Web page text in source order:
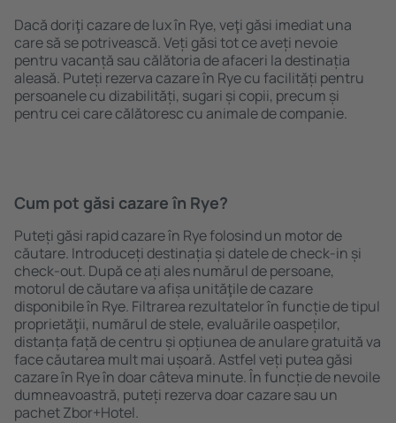
Dacă doriţi cazare de lux în Rye, veţi găsi imediat una
care să se potrivească. Veți găsi tot ce aveți nevoie
pentru vacanță sau călătoria de afaceri la destinația
aleasă. Puteți rezerva cazare în Rye cu facilități pentru
persoanele cu dizabilități, sugari și copii, precum și
pentru cei care călătoresc cu animale de companie.
Cum pot găsi cazare în Rye?
Puteți găsi rapid cazare în Rye folosind un motor de
căutare. Introduceți destinația și datele de check-in și
check-out. După ce ați ales numărul de persoane,
motorul de căutare va afișa unităţile de cazare
disponibile în Rye. Filtrarea rezultatelor în funcție de tipul
proprietăţii, numărul de stele, evaluările oaspeților,
distanța față de centru și opțiunea de anulare gratuită va
face căutarea mult mai ușoară. Astfel veți putea găsi
cazare în Rye în doar câteva minute. În funcție de nevoile
dumneavoastră, puteți rezerva doar cazare sau un
pachet Zbor+Hotel.